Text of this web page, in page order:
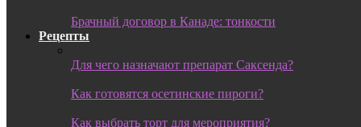
Брачный договор в Канаде: тонкости
Рецепты
Для чего назначают препарат Саксенда?
Как готовятся осетинские пироги?
Как выбрать торт для мероприятия?